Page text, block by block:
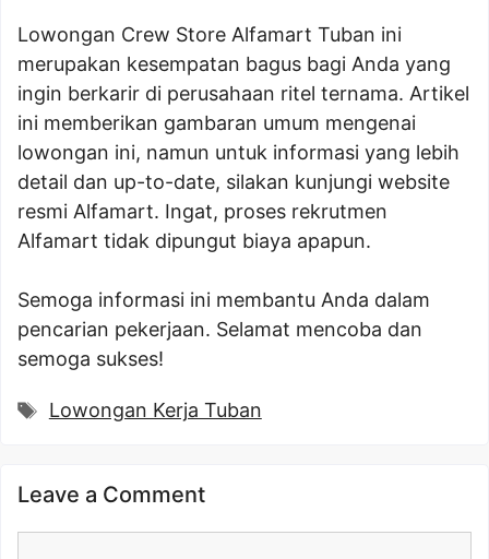
Lowongan Crew Store Alfamart Tuban ini
merupakan kesempatan bagus bagi Anda yang
ingin berkarir di perusahaan ritel ternama. Artikel
ini memberikan gambaran umum mengenai
lowongan ini, namun untuk informasi yang lebih
detail dan up-to-date, silakan kunjungi website
resmi Alfamart. Ingat, proses rekrutmen
Alfamart tidak dipungut biaya apapun.
Semoga informasi ini membantu Anda dalam
pencarian pekerjaan. Selamat mencoba dan
semoga sukses!
Tags
Lowongan Kerja Tuban
Leave a Comment